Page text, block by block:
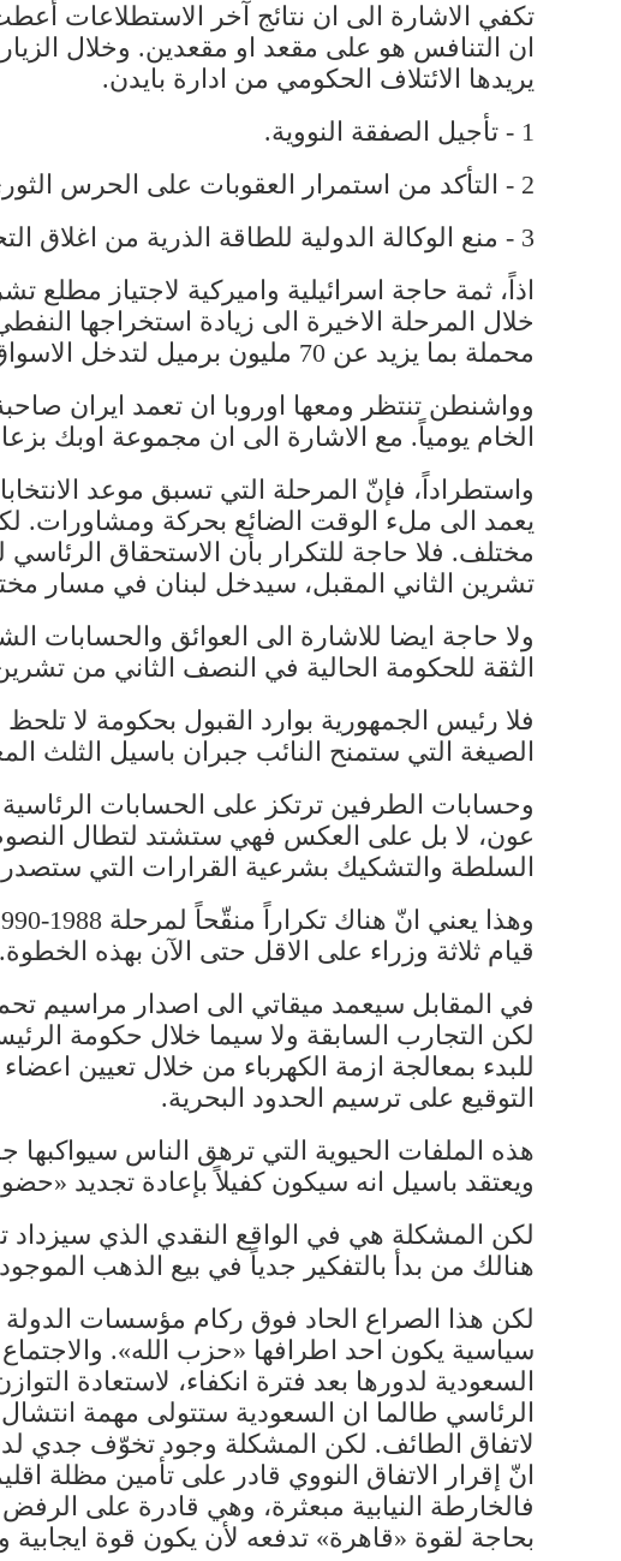
ان التنافس هو على مقعد او مقعدين. وخلال
يريدها الائتلاف الحكومي من ادارة بايدن.
1 - تأجيل الصفقة النووية.
2 - التأكد من استمرار العقوبات على الحرس الثوري الايراني.
3 - منع الوكالة الدولية للطاقة الذرية من اغلاق التحقيقات ضد ايران.
اذاً، ثمة حاجة اسرائيلية واميركية لاجتياز
خلال المرحلة الاخيرة الى زيادة استخراجها
محملة بما يزيد عن 70 مليون برميل لتدخل الاسواق في اليوم الاول لإعلان رفع العقوبات، ما سيؤدي الى هبوط في اسعار النفط.
وواشنطن تنتظر ومعها اوروبا ان تعمد ايران
الخام يومياً. مع الاشارة الى ان مجموعة اوبك بزعامة السعودية تُنتج زهاء 2,7
واستطراداً، فإنّ المرحلة التي تسبق موعد
يعمد الى ملء الوقت الضائع بحركة ومشاورات.
مختلف. فلا حاجة للتكرار بأن الاستحقاق
تشرين الثاني المقبل، سيدخل لبنان في مسار
ولا حاجة ايضا للاشارة الى العوائق والحسابات
الثقة للحكومة الحالية في النصف الثاني من
فلا رئيس الجمهورية بوارد القبول بحكومة لا
الصيغة التي ستمنح النائب جبران باسيل الثلث
وحسابات الطرفين ترتكز على الحسابات
عون، لا بل على العكس فهي ستشتد لتطال
السلطة والتشكيك بشرعية القرارات التي
قيام ثلاثة وزراء على الاقل حتى الآن بهذه
في المقابل سيعمد ميقاتي الى اصدار مراسيم
لكن التجارب السابقة ولا سيما خلال حكومة
للبدء بمعالجة ازمة الكهرباء من خلال تعيين
التوقيع على ترسيم الحدود البحرية.
هذه الملفات الحيوية التي ترهق الناس
ويعتقد باسيل انه سيكون كفيلاً بإعادة تجديد
لكن المشكلة هي في الواقع النقدي الذي سيزداد
هنالك من بدأ بالتفكير جدياً في بيع الذهب
لكن هذا الصراع الحاد فوق ركام مؤسسات الدولة
سياسية يكون احد اطرافها «حزب الله».
السعودية لدورها بعد فترة انكفاء، لاستعادة
الرئاسي طالما ان السعودية ستتولى مهمة
لاتفاق الطائف. لكن المشكلة وجود تخوّف جدي
انّ إقرار الاتفاق النووي قادر على تأمين مظلة
فالخارطة النيابية مبعثرة، وهي قادرة على
بحاجة لقوة «قاهرة» تدفعه لأن يكون قوة